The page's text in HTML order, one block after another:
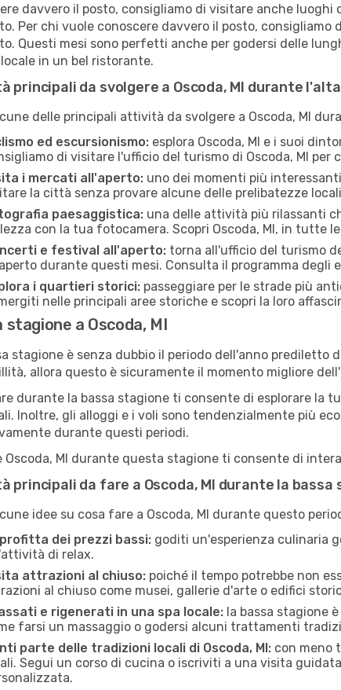
davvero il posto, consigliamo di visitare anche luoghi
Per chi vuole conoscere davvero il posto,
Questi mesi sono perfetti anche per godersi delle
in un bel ristorante.
principali da svolgere a Oscoda, MI durante
delle principali attività da svolgere a Oscoda, MI
ed escursionismo: esplora Oscoda, MI e i suoi
di visitare l'ufficio del turismo di Oscoda, MI
i mercati all'aperto: uno dei momenti più
la città senza provare alcune delle prelibatezze
paesaggistica: una delle attività più rilassanti
con la tua fotocamera. Scopri Oscoda, MI, in tutte
e festival all'aperto: torna all'ufficio del turismo
durante questi mesi. Consulta il programma
i quartieri storici: passeggiare per le strade più
nelle principali aree storiche e scopri la loro
stagione a Oscoda, MI
stagione è senza dubbio il periodo dell'anno
allora questo è sicuramente il momento migliore
durante la bassa stagione ti consente di esplorare la
Inoltre, gli alloggi e i voli sono tendenzialmente più
durante questi periodi.
Oscoda, MI durante questa stagione ti consente di
principali da fare a Oscoda, MI durante la bassa
idee su cosa fare a Oscoda, MI durante questo
dei prezzi bassi: goditi un'esperienza culinaria
di relax.
attrazioni al chiuso: poiché il tempo potrebbe non
al chiuso come musei, gallerie d'arte o edifici
e rigenerati in una spa locale: la bassa stagione
farsi un massaggio o godersi alcuni trattamenti
parte delle tradizioni locali di Oscoda, MI: con meno
Segui un corso di cucina o iscriviti a una visita